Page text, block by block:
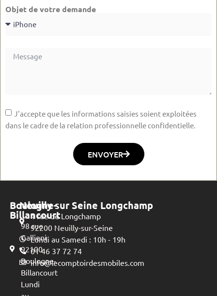
Objet de votre demande
J'accepte que les informations saisies soient exploitées
dans le cadre de la relation professionnelle confidentielle.
ENVOYER
Boulogne-
Billancourt
98 rue
Gallieni
92100
Boulogne-
Billancourt
Lundi
Neuilly sur Seine Longchamp
4 rue de Longchamp
92200 Neuilly-sur-Seine
Lundi au Samedi : 10h - 19h
01 46 37 72 74
info@lecomptoirdesmobiles.com